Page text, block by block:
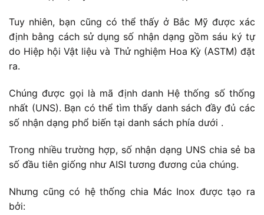
Tuy nhiên, bạn cũng có thể thấy ở Bắc Mỹ được xác
định bằng cách sử dụng số nhận dạng gồm sáu ký tự
do Hiệp hội Vật liệu và Thử nghiệm Hoa Kỳ (ASTM) đặt
ra.
Chúng được gọi là mã định danh Hệ thống số thống
nhất (UNS). Bạn có thể tìm thấy danh sách đầy đủ các
số nhận dạng phổ biến tại danh sách phía dưới .
Trong nhiều trường hợp, số nhận dạng UNS chia sẻ ba
số đầu tiên giống như AISI tương đương của chúng.
Nhưng cũng có hệ thống chia Mác Inox được tạo ra
bởi: